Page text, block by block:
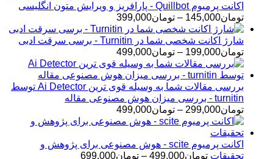
اکانت پرمیوم Quillbot - پارافریز و ویرایش متون انگلیسی
تومان145,000
– تومان399,000محدوده
قیمت:
تومان145,000
تا
تومان399,000
شارژ اکانت شخصی شما در Turnitin - برسی سرقت ادبی
تومان199,000
– تومان499,000محدوده
قیمت:
تومان199,000
تا
تومان499,000
بررسی مقالات شما به وسیله قوی ترین Ai Detector توسط
turnitin - بررسی میزان هوش مصنوعی مقاله
تومان299,000
– تومان499,000محدوده
قیمت:
تا
تومان499,000
اکانت پرمیوم scite - هوش مصنوعی برای پژوهش و
تحقیقات تومان499,000
– تومان699,000محدوده